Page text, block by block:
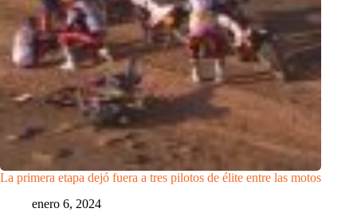
La primera etapa dejó fuera a tres pilotos de élite entre las motos
enero 6, 2024